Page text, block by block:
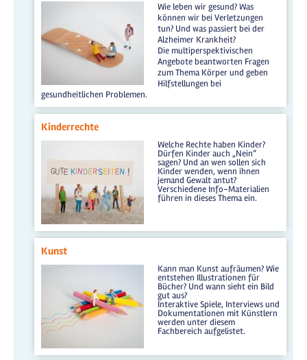
Wie leben wir gesund? Was
können wir bei Verletzungen
tun? Und was passiert bei der
Alzheimer Krankheit?
Die multiperspektivischen
Angebote beantworten Fragen
zum Thema Körper und geben
Hilfstellungen bei
gesundheitlichen Problemen.
Kinderrechte
Welche Rechte haben Kinder?
Dürfen Kinder auch „Nein“
sagen? Und an wen sollen sich
Kinder wenden, wenn ihnen
jemand Gewalt antut?
Verschiedene Info-Materialien
führen in dieses Thema ein.
Kunst
Kann man Kunst aufräumen? Wie
entstehen Illustrationen für
Bücher? Und wann sieht ein Bild
gut aus?
Interaktive Spiele, Interviews und
Dokumentationen mit Künstlern
werden unter diesem
Fachbereich aufgelistet.